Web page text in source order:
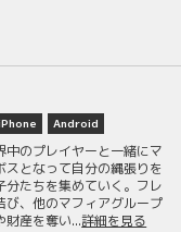
Android
中のプレイヤーと一緒にマ
スとなって自分の縄張りを
分たちを集めていく。フレ
び、他のマフィアグループ
財産を奪い...詳細を見る